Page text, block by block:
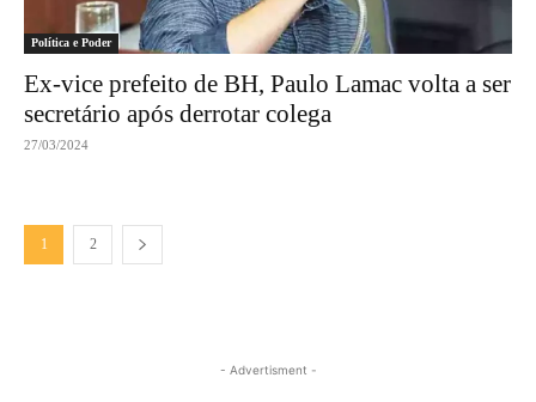
Política e Poder
Ex-vice prefeito de BH, Paulo Lamac volta a ser
secretário após derrotar colega
27/03/2024
1 2
- Advertisment -